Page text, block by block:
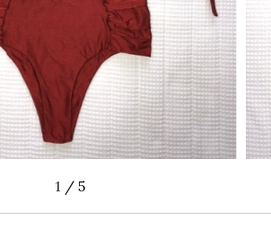
1 / 5